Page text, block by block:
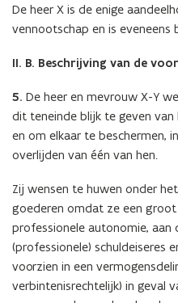
De heer X is de enige
vennootschap en is eveneens
II. B. Beschrijving van de
5. De heer en mevrouw X-Y
dit teneinde blijk te geven
en om elkaar te beschermen,
overlijden van één van hen.
Zij wensen te huwen onder
goederen omdat ze een groot
professionele autonomie, aan
(professionele) schuldeiseres
voorzien in een
verbintenisrechtelijk) in geval